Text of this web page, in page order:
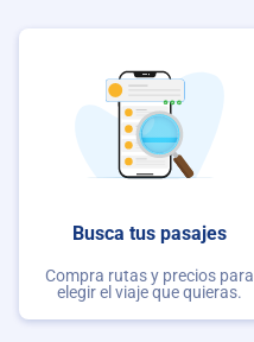
Busca tus pasajes
Compra rutas y precios para
elegir el viaje que quieras.